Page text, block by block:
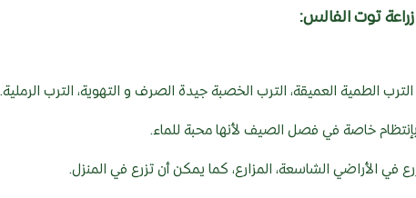
توت الفالس:
الترب الطمية العميقة، الترب الخصبة جيدة الصرف و التهوية، الترب الرملية.
خاصة في فصل الصيف لأنها محبة للماء.
في الأراضي الشاسعة، المزارع، كما يمكن أن تزرع في المنزل.